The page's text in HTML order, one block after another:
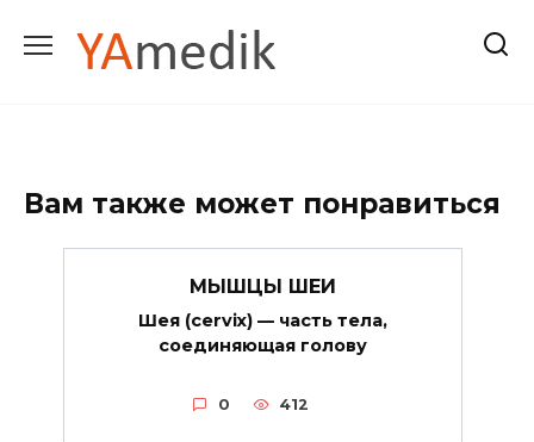
содержанию
Вам также может понравиться
МЫШЦЫ ШЕИ
Шея (cervix) — часть тела,
соединяющая голову
0 412